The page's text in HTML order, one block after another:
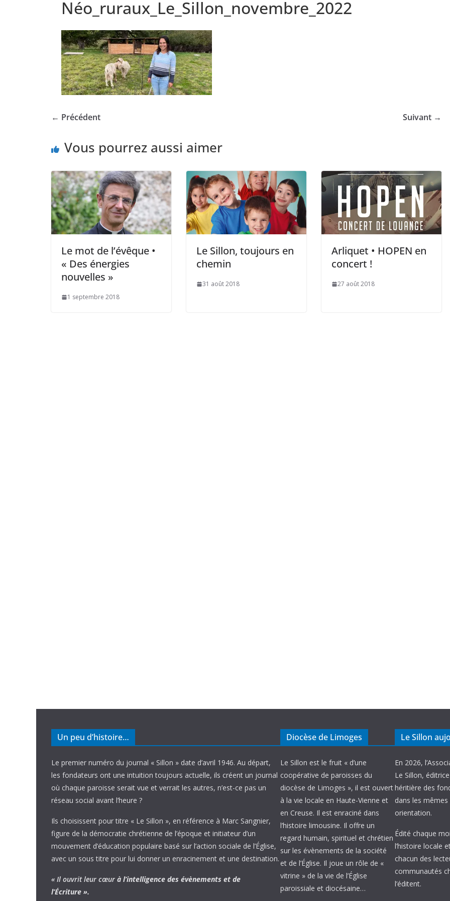
Néo_ruraux_Le_Sillon_novembre_2022
← Précédent Suivant →
Vous pourrez aussi aimer
Le mot de l’évêque •
« Des énergies
nouvelles »
1 septembre 2018
Le Sillon, toujours en
chemin
31 août 2018
Arliquet • HOPEN en
concert !
27 août 2018
Un peu d’histoire…
Le premier numéro du journal « Sillon » date d’avril 1946. Au départ,
les fondateurs ont une intuition toujours actuelle, ils créent un journal
où chaque paroisse serait vue et verrait les autres, n’est-ce pas un
réseau social avant l’heure ?
Ils choisissent pour titre « Le Sillon », en référence à Marc Sangnier,
figure de la démocratie chrétienne de l’époque et initiateur d’un
mouvement d’éducation populaire basé sur l’action sociale de l’Église,
avec un sous titre pour lui donner un enracinement et une destination.
« Il ouvrit leur cœur à l’intelligence des évènements et de
l’Écriture ».
Diocèse de Limoges
Le Sillon est le fruit « d’une
coopérative de paroisses du
diocèse de Limoges », il est ouvert
à la vie locale en Haute-Vienne et
en Creuse. Il est enraciné dans
l’histoire limousine. Il offre un
regard humain, spirituel et chrétien
sur les évènements de la société
et de l’Église. Il joue un rôle de «
vitrine » de la vie de l’Église
paroissiale et diocésaine…
Le Sillon
En 2026,
Le Sillon,
héritière des
dans les
orientation.
Édité chaque
l’histoire locale
chacun des
communautés
l’éditent.